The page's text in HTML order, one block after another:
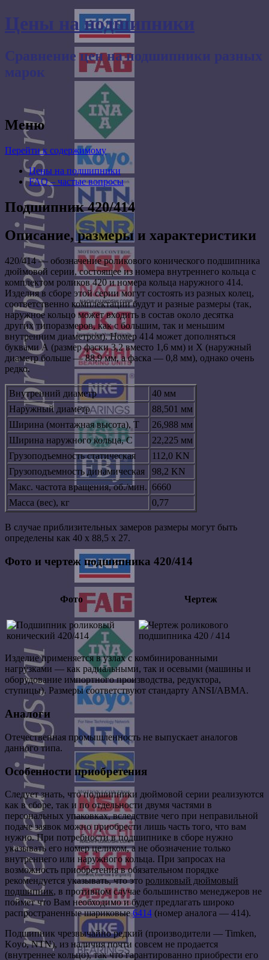
Цены на подшипники
Сравнение цен на подшипники разных
марок
Меню
Перейти к содержимому
Цены на подшипники
FAQ – частые вопросы
Подшипник 420/414
Описание, размеры и характеристики
420/414 — обозначение роликового конического подшипника
дюймовой серии, состоящее из номера внутреннего кольца с
комплектом роликов 420 и номера кольца наружного 414.
Изделия в сборе этой серии могут состоять из разных колец,
соответственно комплектации будут и разные размеры (так,
наружное кольцо может входить в состав около десятка
других типоразмеров, как с большим, так и меньшим
внутренним диаметром). Номер 414 может дополняться
буквами А (размер фаски 3,2 вместо 1,6 мм) и X (наружный
диаметр больше — 88,9 мм, а фаска — 0,8 мм), однако очень
редко.
Внутренний диаметр
40 мм
Наружный диаметр
88,501 мм
Ширина (монтажная высота), T
26,988 мм
Ширина наружного кольца, С
22,225 мм
Грузоподъемность статическая
112,0 KN
Грузоподъемность динамическая
98,2 KN
Макс. частота вращения, об./мин. 6660
Масса (вес), кг
0,77
В случае приблизительных замеров размеры могут быть
определены как 40 х 88,5 х 27.
Фото и чертеж подшипника 420/414
Фото Чертеж
Изделие применяется в узлах с комбинированными
нагрузками — как радиальными, так и осевыми (машины и
оборудование импортного производства, редуктора,
ступицы). Размеры соответствуют стандарту ANSI/ABMA.
Аналоги
Отечественная промышленность не выпускает аналогов
данного типа.
Особенности приобретения
Следует знать, что подшипники дюймовой серии реализуются
как в сборе, так и по отдельности двумя частями в
персональных упаковках, вследствие чего при неправильной
подаче заявок можно приобрести лишь часть того, что вам
нужно. При потребности в подшипнике в сборе нужно
указывать его номер целиком, а не обозначение только
внутреннего или наружного кольца. При запросах на
возможность приобретения в обязательном порядке
рекомендуется указывать, что это роликовый дюймовый
подшипник, в противном случае большинство менеджеров не
поймет что Вам необходимо и будет предлагать широко
распространенные шариковые6414 (номер аналога — 414).
Подшипник чрезвычайно редкий (производители — Timken,
Koyo, NTN), из наличия почти совсем не продается
(внутреннее кольцо), так что гарантированно приобрести его